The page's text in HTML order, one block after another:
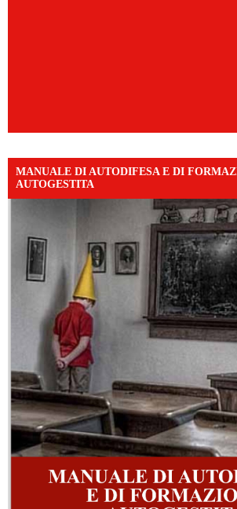
MANUALE DI AUTODIFESA E DI
AUTOGESTITA